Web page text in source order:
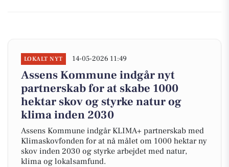
LOKALT NYT 14-05-2026 11:49
Assens Kommune indgår nyt
partnerskab for at skabe 1000
hektar skov og styrke natur og
klima inden 2030
Assens Kommune indgår KLIMA+ partnerskab med
Klimaskovfonden for at nå målet om 1000 hektar ny
skov inden 2030 og styrke arbejdet med natur,
klima og lokalsamfund.